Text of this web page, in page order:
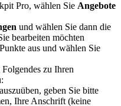
Pro, wählen Sie Angebote
und wählen Sie dann die
bearbeiten möchten
aus und wählen Sie
zu Ihren
geben Sie bitte
Ihre Anschrift (keine